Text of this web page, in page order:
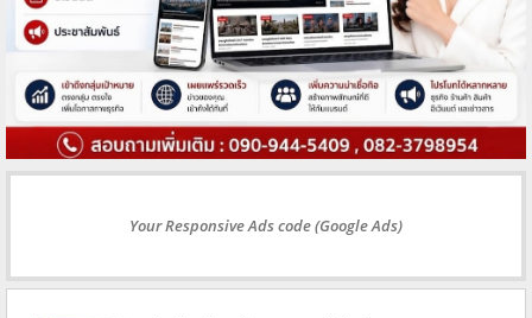
Your Responsive Ads code (Google Ads)